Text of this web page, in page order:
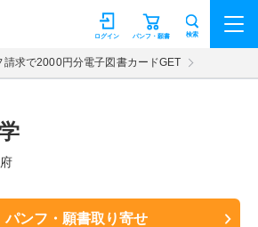
ョン パンフ・願書
ログイン 検索
請求で2000円分電子図書カードGET
パンフ・願書取り寄せ